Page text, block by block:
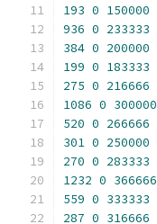
193 0 150000
936 0 233333
384 0 200000
199 0 183333
275 0 216666
1086 0 300000
520 0 266666
301 0 250000
270 0 283333
1232 0 366666
559 0 333333
287 0 316666